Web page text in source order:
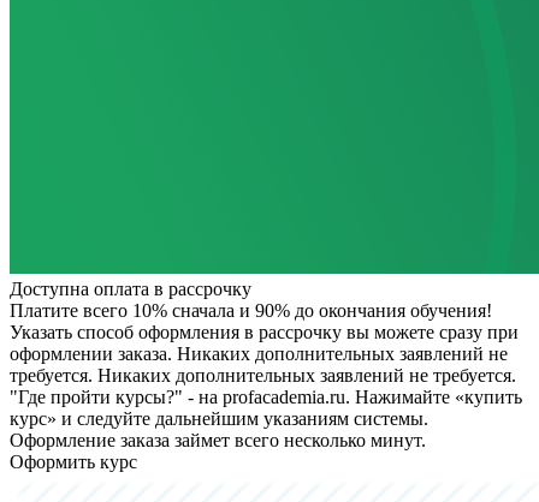
Доступна оплата в рассрочку
Платите всего 10% сначала и 90% до окончания обучения!
Указать способ оформления в рассрочку вы можете сразу при
оформлении заказа. Никаких дополнительных заявлений не
требуется. Никаких дополнительных заявлений не требуется.
"Где пройти курсы?" - на profacademia.ru. Нажимайте «купить
курс» и следуйте дальнейшим указаниям системы.
Оформление заказа займет всего несколько минут.
Оформить курс